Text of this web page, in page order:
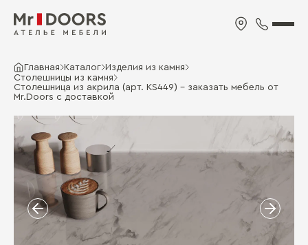
Главная Каталог Изделия из камня
Столешницы из камня
Cтолешница из акрила (арт. KS449) - заказать мебель от
Mr.Doors с доставкой